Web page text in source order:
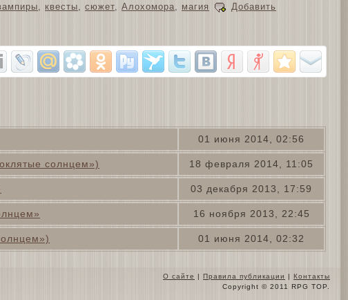
квесты сюжет Алохомора магия
Добавить
01 июня 2014, 02:56
18 февраля 2014, 11:05
солнцем»)
03 декабря 2013, 17:59
16 ноября 2013, 22:45
01 июня 2014, 02:32
О сайте | Правила публикации | Контакты
Copyright © 2011 RPG TOP.